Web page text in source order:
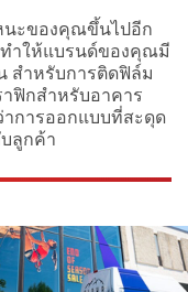
นะของคุณขึ้นไปอีก
ำให้แบรนด์ของคุณมี
สำหรับการติดฟิล์ม
ฟิกสำหรับอาคาร
การออกแบบที่สะดุด
ลูกค้า